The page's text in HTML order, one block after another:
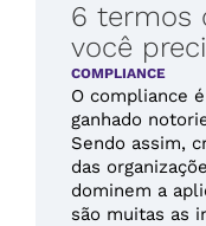
6 termos
você
COMPLIANCE
O compliance
ganhado
Sendo assim,
das
dominem a
são muitas as